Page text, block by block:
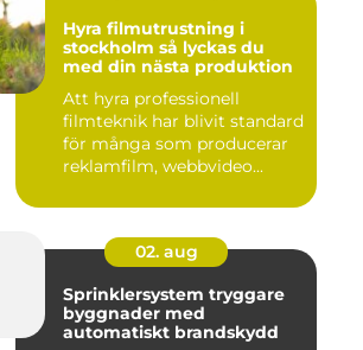
Hyra filmutrustning i
stockholm så lyckas du
med din nästa produktion
Att hyra professionell
filmteknik har blivit standard
för många som producerar
reklamfilm, webbvideo...
02. aug
Sprinklersystem tryggare
byggnader med
automatiskt brandskydd